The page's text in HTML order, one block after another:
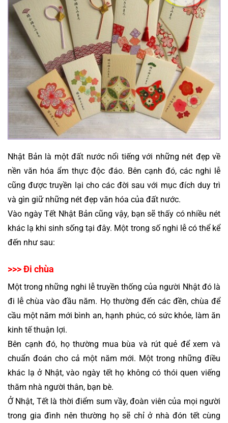
Nhật Bản là một đất nước nổi tiếng với những nét đẹp về
nền văn hóa ẩm thực độc đáo. Bên cạnh đó, các nghi lễ
cũng được truyền lại cho các đời sau với mục đích duy trì
và gìn giữ những nét đẹp văn hóa của đất nước.
Vào ngày Tết Nhật Bản cũng vậy, bạn sẽ thấy có nhiều nét
khác lạ khi sinh sống tại đây. Một trong số nghi lễ có thể kể
đến như sau:
>>> Đi chùa
Một trong những nghi lễ truyền thống của người Nhật đó là
đi lễ chùa vào đầu năm. Họ thường đến các đền, chùa để
cầu một năm mới bình an, hạnh phúc, có sức khỏe, làm ăn
kinh tế thuận lợi.
Bên cạnh đó, họ thường mua bùa và rút quẻ để xem và
chuẩn đoán cho cả một năm mới. Một trong những điều
khác lạ ở Nhật, vào ngày tết họ không có thói quen viếng
thăm nhà người thân, bạn bè.
Ở Nhật, Tết là thời điểm sum vầy, đoàn viên của mọi người
trong gia đình nên thường họ sẽ chỉ ở nhà đón tết cùng